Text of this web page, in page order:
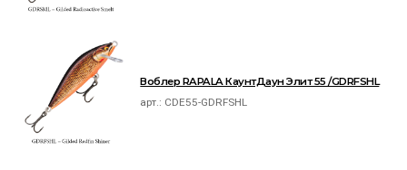
Воблер RAPALA КаунтДаун Элит 55 /GDRFSHL
арт.: CDE55-GDRFSHL